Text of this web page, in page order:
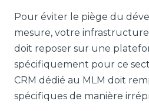
Pour éviter le piège du
mesure, votre
doit reposer sur une
spécifiquement pour ce
CRM dédié au MLM doit
spécifiques de manière